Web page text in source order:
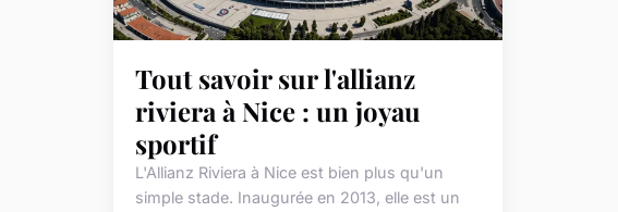
Tout savoir sur l'allianz
riviera à Nice : un joyau
sportif
L'Allianz Riviera à Nice est bien plus qu'un
simple stade. Inaugurée en 2013, elle est un